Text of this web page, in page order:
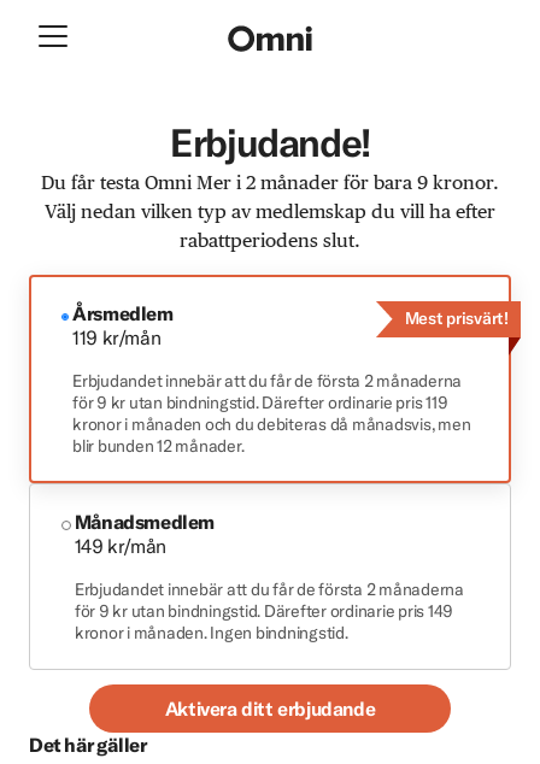
Erbjudande!
Du får testa Omni Mer i 2 månader för bara 9 kronor.
Välj nedan vilken typ av medlemskap du vill ha efter
rabattperiodens slut.
Årsmedlem
119 kr/mån
Erbjudandet innebär att du får de första 2 månaderna
för 9 kr utan bindningstid. Därefter ordinarie pris 119
kronor i månaden och du debiteras då månadsvis, men
blir bunden 12 månader.
Mest prisvärt!
Månadsmedlem
149 kr/mån
Erbjudandet innebär att du får de första 2 månaderna
för 9 kr utan bindningstid. Därefter ordinarie pris 149
kronor i månaden. Ingen bindningstid.
Aktivera ditt erbjudande
Det här gäller